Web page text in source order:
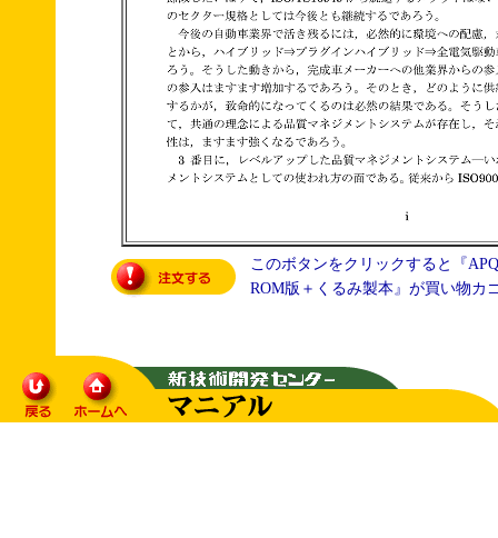
このボタンをクリックすると『
ROM版＋くるみ製本』が買い物カ